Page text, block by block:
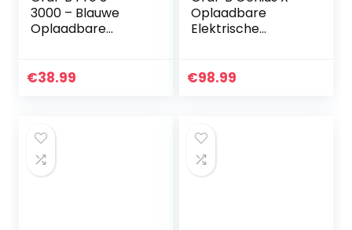
3000 – Blauwe
Oplaadbare
Handvat Met
€38.99
Oplaadbare
Elektrische
1 Premium
€98.99